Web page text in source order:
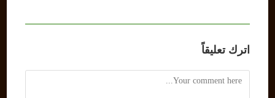
اترك تعليقاً
Comment